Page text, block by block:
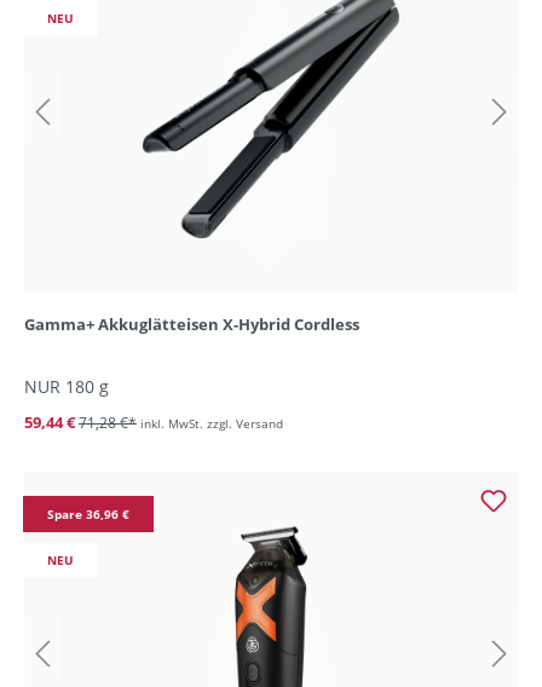
NEU
Gamma+ Akkuglätteisen X-Hybrid Cordless
NUR 180 g
59,44 €71,28 €* inkl. MwSt. zzgl. Versand
Spare 36,96 €
NEU